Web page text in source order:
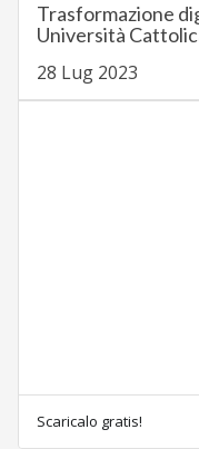
Trasformazione
Università
28 Lug 2023
Scaricalo gratis!